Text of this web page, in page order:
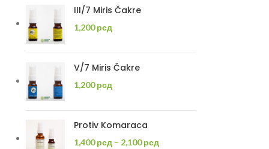
III/7 Miris Čakre
1,200рсд
V/7 Miris Čakre
1,200рсд
Protiv Komaraca
1,400рсд – 2,100рсд